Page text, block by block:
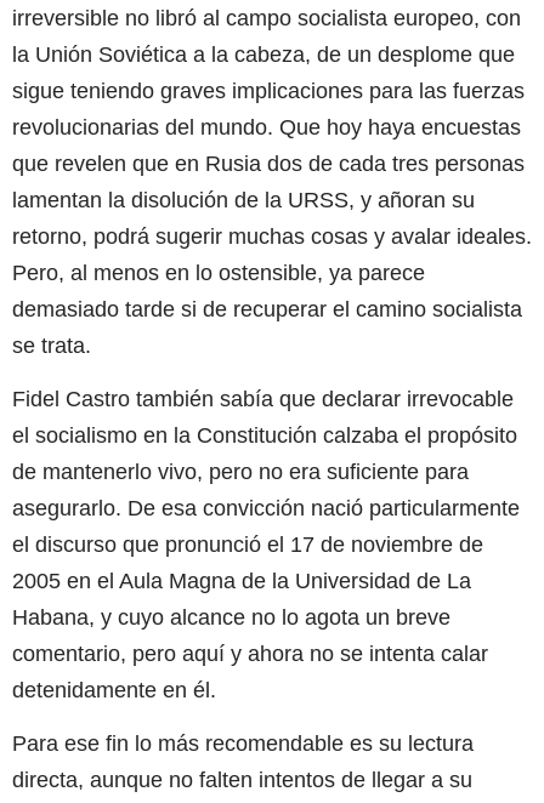
irreversible no libró al campo socialista europeo, con
la Unión Soviética a la cabeza, de un desplome que
sigue teniendo graves implicaciones para las fuerzas
revolucionarias del mundo. Que hoy haya encuestas
que revelen que en Rusia dos de cada tres personas
lamentan la disolución de la URSS, y añoran su
retorno, podrá sugerir muchas cosas y avalar ideales.
Pero, al menos en lo ostensible, ya parece
demasiado tarde si de recuperar el camino socialista
se trata.
Fidel Castro también sabía que declarar irrevocable
el socialismo en la Constitución calzaba el propósito
de mantenerlo vivo, pero no era suficiente para
asegurarlo. De esa convicción nació particularmente
el discurso que pronunció el 17 de noviembre de
2005 en el Aula Magna de la Universidad de La
Habana, y cuyo alcance no lo agota un breve
comentario, pero aquí y ahora no se intenta calar
detenidamente en él.
Para ese fin lo más recomendable es su lectura
directa, aunque no falten intentos de llegar a su